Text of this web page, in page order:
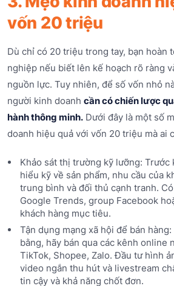
vốn 20 triệu
Dù chỉ có 20 triệu trong tay, bạn hoàn
nghiệp nếu biết lên kế hoạch rõ ràng
nguồn lực. Tuy nhiên, để số vốn nhỏ
người kinh doanh cần có chiến lược
hành thông minh. Dưới đây là một số
doanh hiệu quả với vốn 20 triệu mà ai
Khảo sát thị trường kỹ lưỡng: Trước
hiểu kỹ về sản phẩm, nhu cầu của
trung bình và đối thủ cạnh tranh.
Google Trends, group Facebook
khách hàng mục tiêu.
Tận dụng mạng xã hội để bán
bằng, hãy bán qua các kênh online
TikTok, Shopee, Zalo. Đầu tư hình
video ngắn thu hút và livestream
tin cậy và khả năng chốt đơn.